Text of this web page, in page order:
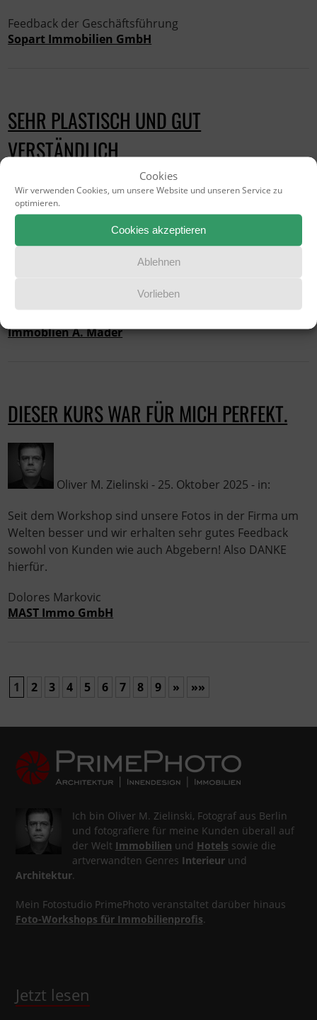
Cookies
Wir verwenden Cookies, um unsere Website und unseren Service zu
optimieren.
Cookies akzeptieren
Ablehnen
Vorlieben
Feedback der Geschäftsführung
Sopart Immobilien GmbH
SEHR PLASTISCH UND GUT
VERSTÄNDLICH
Sehr guter Photo Workshop. Herr Zielinski erklärt
wirklich sehr plastisch und gut verständlich.
Immoblien A. Mader
DIESER KURS WAR FÜR MICH PERFEKT.
Oliver M. Zielinski - 25. Oktober 2025 - in:
Seit dem Workshop sind unsere Fotos in der Firma um
Welten besser und wir erhalten sehr gutes Feedback
sowohl von Kunden wie auch Abgebern! Also DANKE
hierfür.
Dolores Markovic
MAST Immo GmbH
1 2 3 4 5 6 7 8 9 » »»
Ich bin Oliver M. Zielinski, Fotograf aus Berlin
und fotografiere für meine Kunden überall auf
der Welt Immobilien und Hotels sowie die
artverwandten Genres Interieurund
Architektur.
Mein Fotostudio PrimePhoto veranstaltet darüber hinaus
Foto-Workshops für Immobilienprofis.
Jetzt lesen